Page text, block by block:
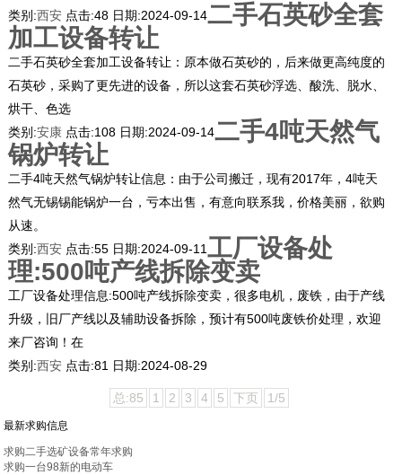
类别:西安 点击:48 日期:2024-09-14二手石英砂全套
加工设备转让
二手石英砂全套加工设备转让：原本做石英砂的，后来做更高纯度的
石英砂，采购了更先进的设备，所以这套石英砂浮选、酸洗、脱水、
烘干、色选
类别:安康 点击:108 日期:2024-09-14二手4吨天然气
锅炉转让
二手4吨天然气锅炉转让信息：由于公司搬迁，现有2017年，4吨天
然气无锡锡能锅炉一台，亏本出售，有意向联系我，价格美丽，欲购
从速。
类别:西安 点击:55 日期:2024-09-11 工厂设备处
理:500吨产线拆除变卖
工厂设备处理信息:500吨产线拆除变卖，很多电机，废铁，由于产线
升级，旧厂产线以及辅助设备拆除，预计有500吨废铁价处理，欢迎
来厂咨询！在
类别:西安 点击:81 日期:2024-08-29
总:85 1 2 3 4 5 下页 1/5
最新求购信息
求购二手选矿设备常年求购
求购一台98新的电动车